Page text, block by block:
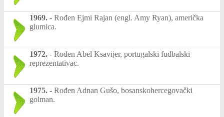
1969. - Rođen Ejmi Rajan (engl. Amy Ryan), američka
glumica.
1972. - Rođen Abel Ksavijer, portugalski fudbalski
reprezentativac.
1975. - Rođen Adnan Gušo, bosanskohercegovački
golman.